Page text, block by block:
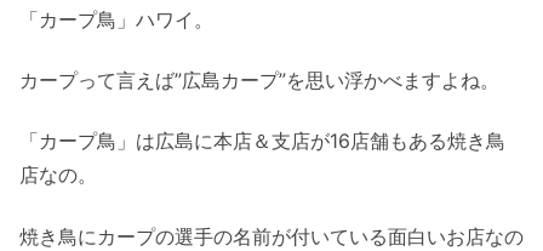
「カープ鳥」ハワイ。
カープって言えば”広島カープ”を思い浮かべますよね。
「カープ鳥」は広島に本店＆支店が16店舗もある焼き鳥
店なの。
焼き鳥にカープの選手の名前が付いている面白いお店なの